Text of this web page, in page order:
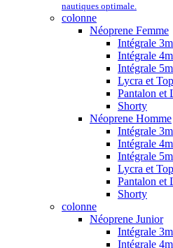
nautiques optimale.
colonne
Néoprene Femme
Intégrale
Intégrale
Intégrale
Lycra et Top
Pantalon et
Shorty
Néoprene Homme
Intégrale
Intégrale
Intégrale
Lycra et Top
Pantalon et
Shorty
colonne
Néoprene Junior
Intégrale
Intégrale